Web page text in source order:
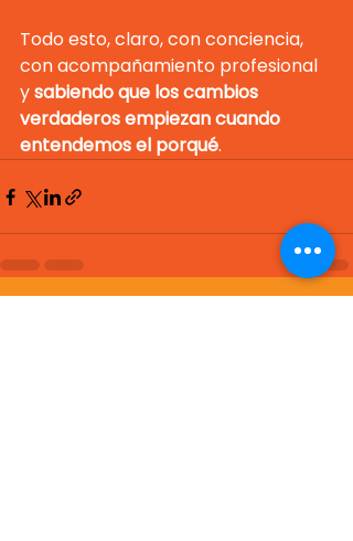
Todo esto, claro, con conciencia,
con acompañamiento profesional
y sabiendo que los cambios
verdaderos empiezan cuando
entendemos el porqué.